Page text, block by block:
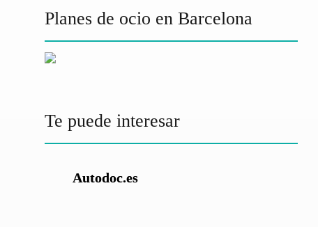
Planes de ocio en Barcelona
Te puede interesar
Autodoc.es